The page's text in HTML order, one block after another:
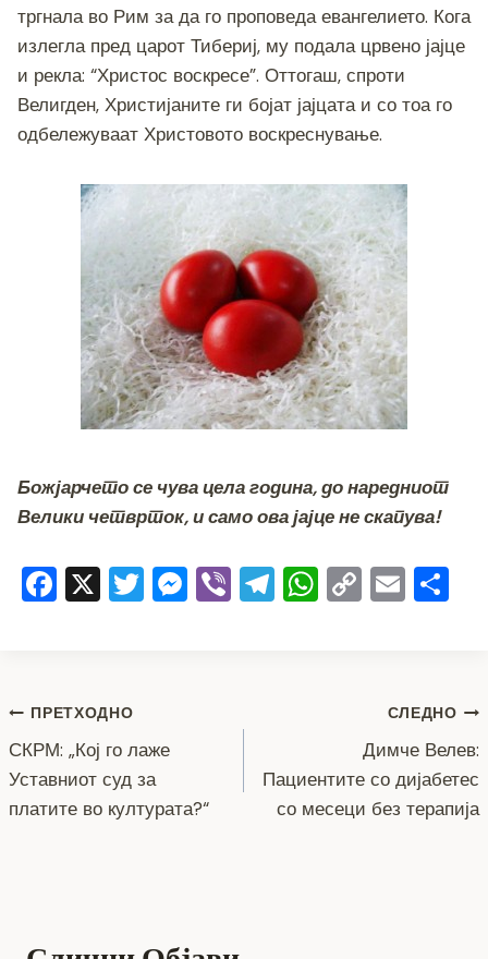
тргнала во Рим за да го проповеда евангелието. Кога
излегла пред царот Тибериј, му подала црвено јајце
и рекла: “Христос воскресе”. Оттогаш, спроти
Велигден, Христијаните ги бојат јајцата и со тоа го
одбележуваат Христовото воскреснување.
Божјарчето се чува цела година, до наредниот
Велики четврток, и само ова јајце не скапува!
F
b
o
o
k
X T M
er
Vi T W
p
C
n
k
E
Навигација
на
напис
ПРЕТХОДНО
СКРМ: „Кој го лаже
Уставниот суд за
платите во културата?“
СЛЕДНО
Димче Велев:
Пациентите со дијабетес
со месеци без терапија